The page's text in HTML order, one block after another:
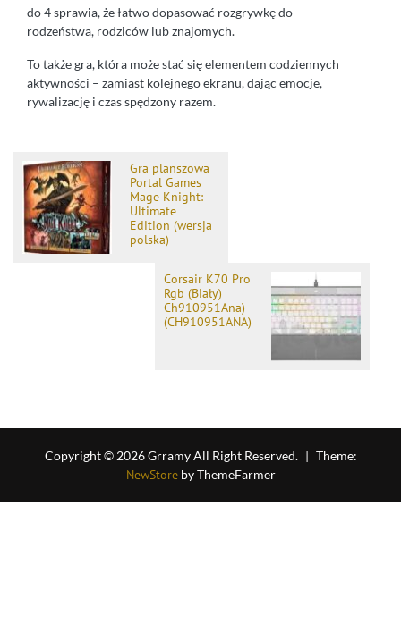
do 4 sprawia, że łatwo dopasować rozgrywkę do
rodzeństwa, rodziców lub znajomych.
To także gra, która może stać się elementem codziennych
aktywności – zamiast kolejnego ekranu, dając emocje,
rywalizację i czas spędzony razem.
Gra planszowa
Portal Games
Mage Knight:
Ultimate
Edition (wersja
polska)
Corsair K70 Pro
Rgb (Biały)
Ch910951Ana)
(CH910951ANA)
Copyright © 2026 Grramy All Right Reserved. | Theme:
NewStoreby ThemeFarmer